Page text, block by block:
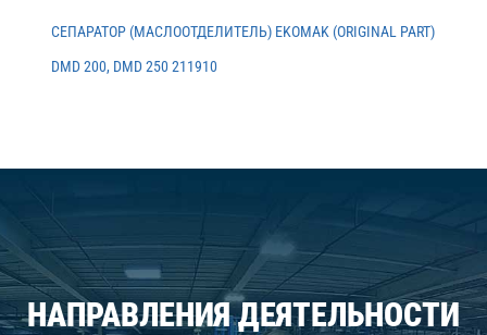
СЕПАРАТОР (МАСЛООТДЕЛИТЕЛЬ) EKOMAK (ORIGINAL PART)
DMD 200, DMD 250 211910
НАПРАВЛЕНИЯ ДЕЯТЕЛЬНОСТИ